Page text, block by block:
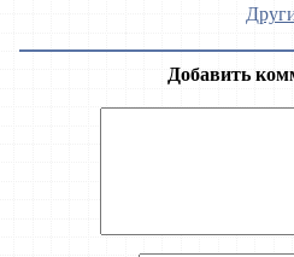
Добавить